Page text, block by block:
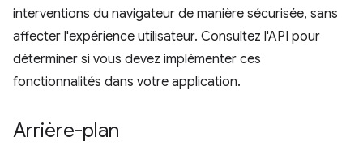
interventions du navigateur de manière sécurisée, sans
affecter l'expérience utilisateur. Consultez l'API pour
déterminer si vous devez implémenter ces
fonctionnalités dans votre application.
Arrière-plan